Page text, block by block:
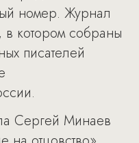
номер. Журнал
котором собраны
писателей
Сергей Минаев